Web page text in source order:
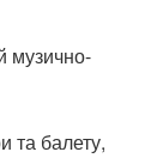
музично-
та балету,